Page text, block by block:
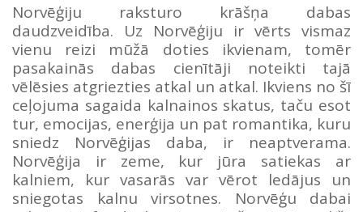
Norvēģiju raksturo krāšņa dabas
daudzveidība. Uz Norvēģiju ir vērts vismaz
vienu reizi mūžā doties ikvienam, tomēr
pasakainās dabas cienītāji noteikti tajā
vēlēsies atgriezties atkal un atkal. Ikviens no šī
ceļojuma sagaida kalnainos skatus, taču esot
tur, emocijas, enerģija un pat romantika, kuru
sniedz Norvēģijas daba, ir neaptverama.
Norvēģija ir zeme, kur jūra satiekas ar
kalniem, kur vasarās var vērot ledājus un
sniegotas kalnu virsotnes. Norvēģu dabai